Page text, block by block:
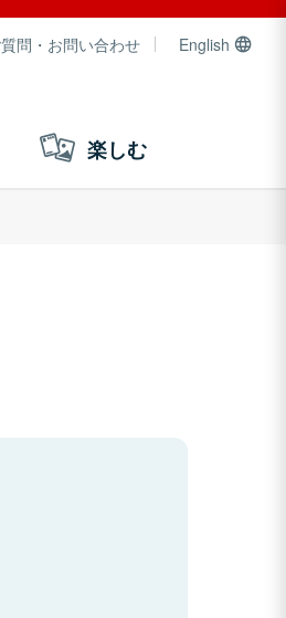
問・お問い合わせ English
楽しむ